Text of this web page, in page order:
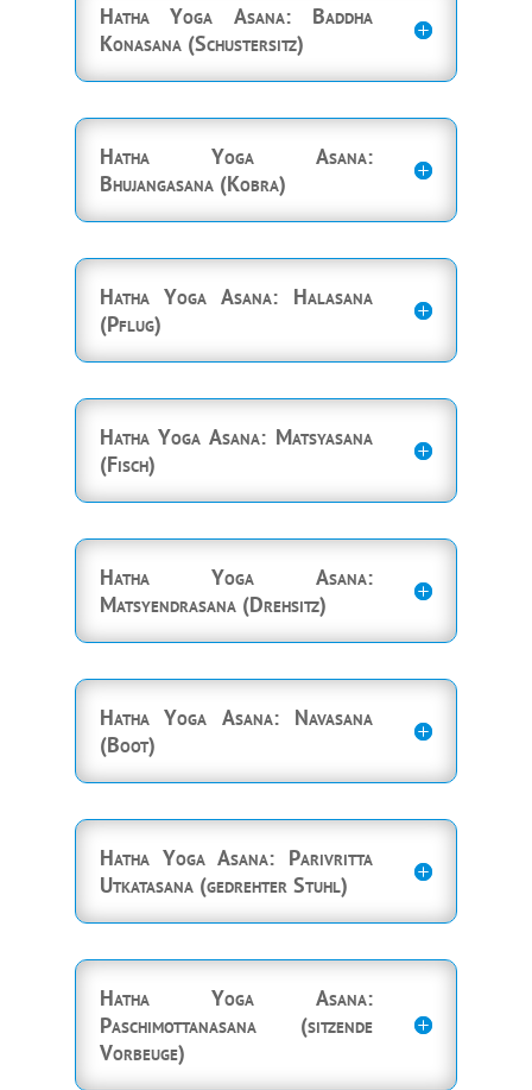
Hatha Yoga Asana: Baddha
Konasana (Schustersitz)
Hatha Yoga Asana:
Bhujangasana (Kobra)
Hatha Yoga Asana: Halasana
(Pflug)
Hatha Yoga Asana: Matsyasana
(Fisch)
Hatha Yoga Asana:
Matsyendrasana (Drehsitz)
Hatha Yoga Asana: Navasana
(Boot)
Hatha Yoga Asana: Parivritta
Utkatasana (gedrehter Stuhl)
Hatha Yoga Asana:
Paschimottanasana (sitzende
Vorbeuge)